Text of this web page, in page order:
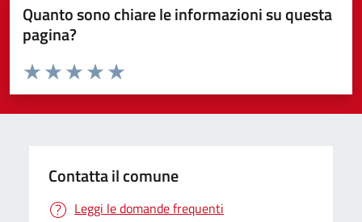
Quanto sono chiare le informazioni su questa
pagina?
Valuta da 1 a 5 stelle la pagina
Valuta 5 stelle su 5
Valuta 4 stelle su 5
Valuta 3 stelle su 5
Valuta 2 stelle su 5
Valuta 1 stelle su 5
Contatta il comune
Leggi le domande frequenti